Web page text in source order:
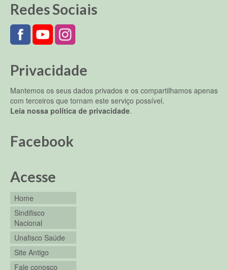
Redes Sociais
Privacidade
Mantemos os seus dados privados e os compartilhamos apenas
com terceiros que tornam este serviço possível.
Leia nossa política de privacidade.
Facebook
Acesse
Home
Sindifisco
Nacional
Unafisco Saúde
Site Antigo
Fale conosco